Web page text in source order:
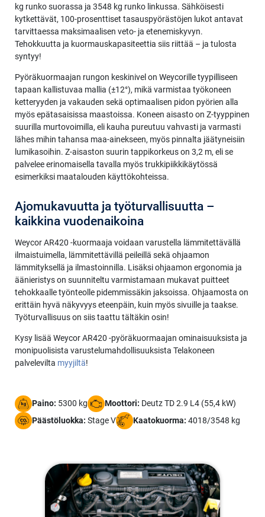
kg runko suorassa ja 3548 kg runko linkussa. Sähköisesti
kytkettävät, 100-prosenttiset tasauspyörästöjen lukot antavat
tarvittaessa maksimaalisen veto- ja etenemiskyvyn.
Tehokkuutta ja kuormauskapasiteettia siis riittää – ja tulosta
syntyy!
Pyöräkuormaajan rungon keskinivel on Weycorille tyypilliseen
tapaan kallistuvaa mallia (±12°), mikä varmistaa työkoneen
ketteryyden ja vakauden sekä optimaalisen pidon pyörien alla
myös epätasaisissa maastoissa. Koneen aisasto on Z-tyyppinen
suurilla murtovoimilla, eli kauha pureutuu vahvasti ja varmasti
lähes mihin tahansa maa-ainekseen, myös pinnalta jäätyneisiin
lumikasoihin. Z-aisaston suurin tappikorkeus on 3,2 m, eli se
palvelee erinomaisella tavalla myös trukkipiikkikäytössä
esimerkiksi maatalouden käyttökohteissa.
Ajomukavuutta ja työturvallisuutta –
kaikkina vuodenaikoina
Weycor AR420 -kuormaaja voidaan varustella lämmitettävällä
ilmaistuimella, lämmitettävillä peileillä sekä ohjaamon
lämmityksellä ja ilmastoinnilla. Lisäksi ohjaamon ergonomia ja
äänieristys on suunniteltu varmistamaan mukavat puitteet
tehokkaalle työnteolle pidemmissäkin jaksoissa. Ohjaamosta on
erittäin hyvä näkyvyys eteenpäin, kuin myös sivuille ja taakse.
Työturvallisuus on siis taattu tältäkin osin!
Kysy lisää Weycor AR420 -pyöräkuormaajan ominaisuuksista ja
monipuolisista varustelumahdollisuuksista Telakoneen
palvelevilta myyjiltä!
Paino: 5300 kg Moottori: Deutz TD 2.9 L4 (55,4 kW)
Päästöluokka: Stage V Kaatokuorma: 4018/3548 kg